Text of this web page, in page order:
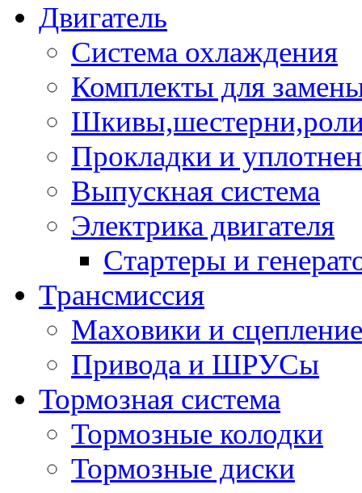
Двигатель
Система охлаждения
Комплекты для
Прокладки и
Выпускная система
Электрика двигателя
Стартеры и
Трансмиссия
Маховики и сцепление
Привода и ШРУСы
Тормозная система
Тормозные колодки
Тормозные диски